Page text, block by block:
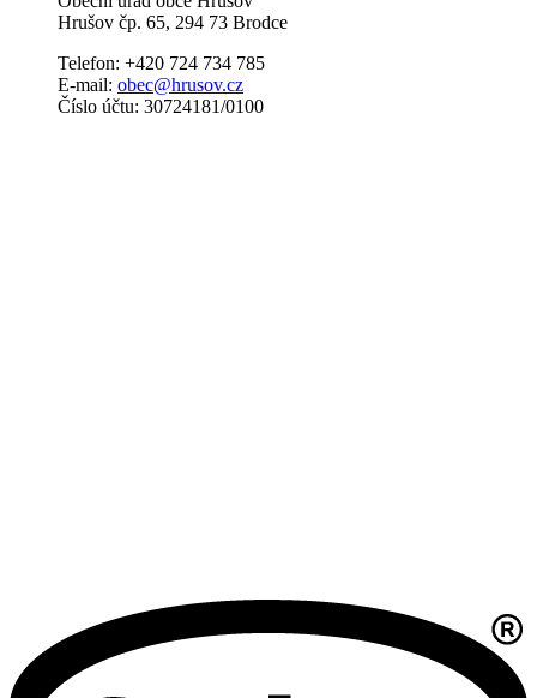
Hrušov čp. 65, 294 73 Brodce
Telefon: +420 724 734 785
E-mail: obec@hrusov.cz
Číslo účtu: 30724181/0100